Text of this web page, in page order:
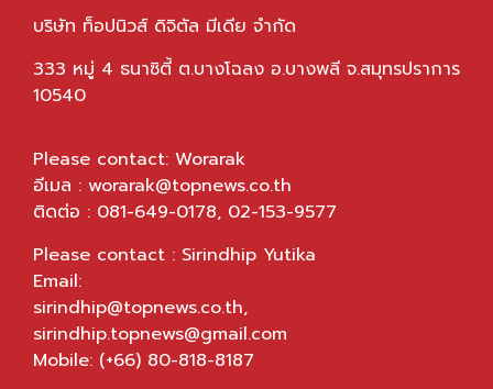
บริษัท ท็อปนิวส์ ดิจิตัล มีเดีย จำกัด
333 หมู่ 4 ธนาซิตี้ ต.บางโฉลง อ.บางพลี จ.สมุทรปราการ
10540
Please contact: Worarak
อีเมล : worarak@topnews.co.th
ติดต่อ : 081-649-0178, 02-153-9577
Please contact : Sirindhip Yutika
Email:
sirindhip@topnews.co.th,
sirindhip.topnews@gmail.com
Mobile: (+66) 80-818-8187